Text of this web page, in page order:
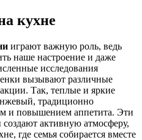
кухне
играют важную роль, ведь
наше настроение и даже
исследования
вызывают различные
Так, теплые и яркие
традиционно
и повышением аппетита. Эти
активную атмосферу,
где семья собирается вместе